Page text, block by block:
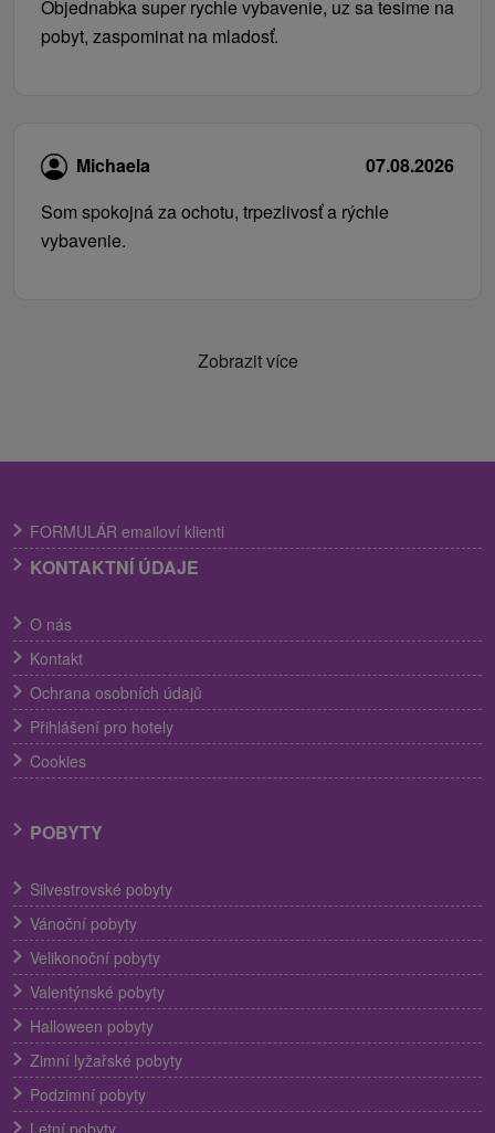
Objednabka super rychle vybavenie, uz sa tesime na
pobyt, zaspominat na mladosť.
Michaela
07.08.2026
Som spokojná za ochotu, trpezlivosť a rýchle
vybavenie.
Zobrazit více
FORMULÁR emailoví klienti
KONTAKTNÍ ÚDAJE
O nás
Kontakt
Ochrana osobních údajů
Přihlášení pro hotely
Cookies
POBYTY
Silvestrovské pobyty
Vánoční pobyty
Velikonoční pobyty
Valentýnské pobyty
Halloween pobyty
Zimní lyžařské pobyty
Podzimní pobyty
Letní pobyty